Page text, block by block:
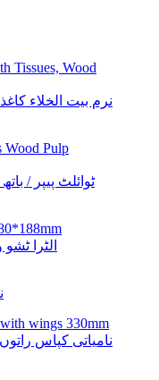
نرم بیت الخلاء
الٹرا ٹشو ووڈ پلپ